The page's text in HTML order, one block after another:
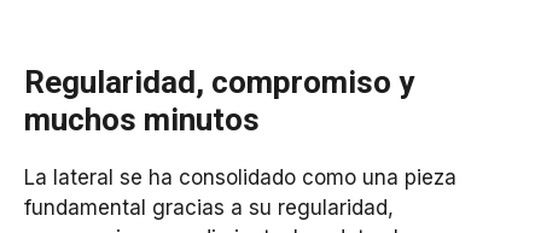
Regularidad, compromiso y
muchos minutos
La lateral se ha consolidado como una pieza
fundamental gracias a su regularidad,